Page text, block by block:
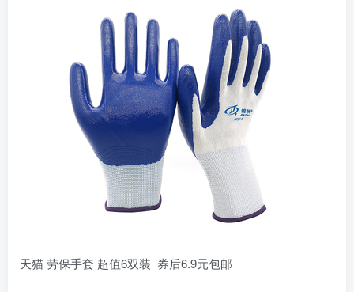
天猫 劳保手套 超值6双装 券后6.9元包邮